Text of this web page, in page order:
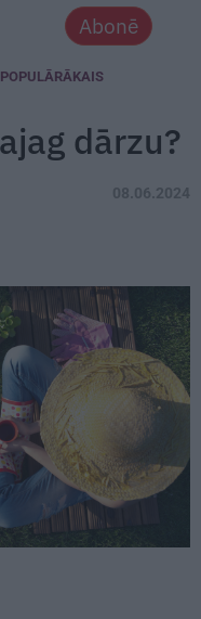
Abonē
POPULĀRĀKAIS
dārzu?
08.06.2024